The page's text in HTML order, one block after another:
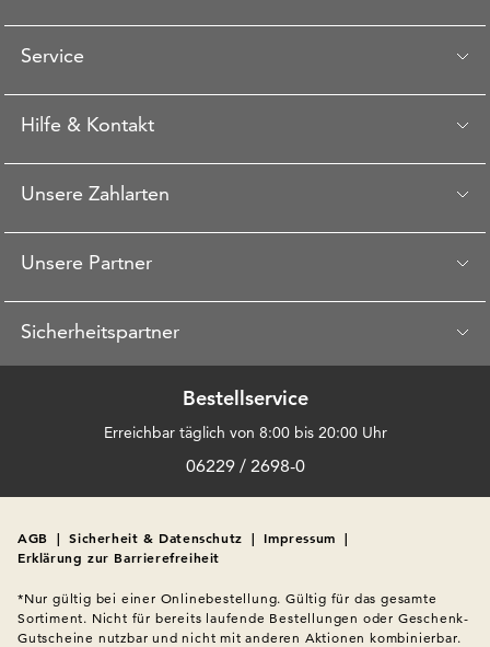
Service
Hilfe & Kontakt
Unsere Zahlarten
Unsere Partner
Sicherheitspartner
Bestellservice
Erreichbar täglich von 8:00 bis 20:00 Uhr
06229 / 2698-0
AGB | Sicherheit & Datenschutz | Impressum |
Erklärung zur Barrierefreiheit
*Nur gültig bei einer Onlinebestellung. Gültig für das gesamte
Sortiment. Nicht für bereits laufende Bestellungen oder Geschenk-
Gutscheine nutzbar und nicht mit anderen Aktionen kombinierbar.